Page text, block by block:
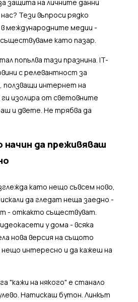
защита на личните данни
Тези въпроси рядко
международните медии -
като пазар.
попълва тази празнина. IT-
с релевантност за
ползващи интернет на
ги изолира от световните
и двете. Не трябва да
да преживяваш
като нещо съвсем ново,
да гледат неща заедно -
- откакто съществуват.
у дома - всяка
нова версия на същото
интересно и да кажеш на
"кажи на някого" е станало
Натискаш бутон. Линкът